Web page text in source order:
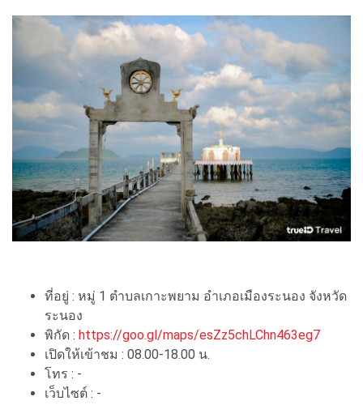
ที่อยู่ : หมู่ 1 ตําบลเกาะพยาม อําเภอเมืองระนอง จังหวัด
ระนอง
พิกัด : https://goo.gl/maps/esZz5chLChn463eg7
เปิดให้เข้าชม : 08.00-18.00 น.
โทร : -
เว็บไซต์ : -